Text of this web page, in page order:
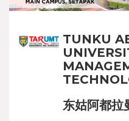
TUNKU
东姑阿都拉